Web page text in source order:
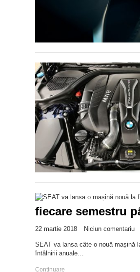
fiecare semestru
22 martie 2018 Niciun comentariu
SEAT va lansa câte o nouă mașină
întâlnirii anuale…
Continuare